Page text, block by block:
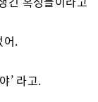
어.
’ 라고.